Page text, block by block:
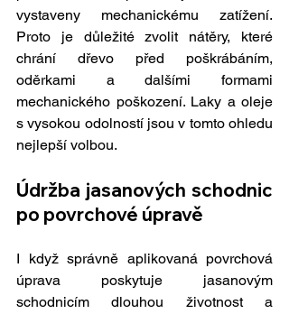
vystaveny mechanickému zatížení.
Proto je důležité zvolit nátěry, které
chrání dřevo před poškrábáním,
oděrkami a dalšími formami
mechanického poškození. Laky a oleje
s vysokou odolností jsou v tomto ohledu
nejlepší volbou.
Údržba jasanových schodnic
po povrchové úpravě
I když správně aplikovaná povrchová
úprava poskytuje jasanovým
schodnicím dlouhou životnost a